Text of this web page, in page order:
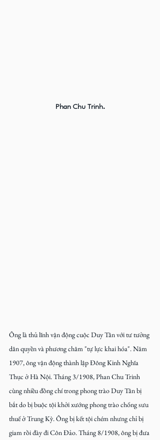
Phan Chu Trinh.
Ông là thủ lĩnh vận động cuộc Duy Tân với tư tưởng
dân quyền và phương châm "tự lực khai hóa". Năm
1907, ông vận động thành lập Đông Kinh Nghĩa
Thục ở Hà Nội. Tháng 3/1908, Phan Chu Trinh
cùng nhiều đồng chí trong phong trào Duy Tân bị
bắt do bị buộc tội khởi xướng phong trào chống sưu
thuế ở Trung Kỳ. Ông bị kết tội chém nhưng chỉ bị
giam rồi đày đi Côn Đảo. Tháng 8/1908, ông bị đưa